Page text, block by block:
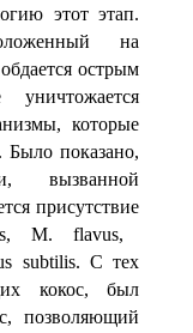
этот этап.
на
острым
которые
Было показано,
вызван­ной
присутствие
М. flavus,
subtilis. С тех
кокос, был
позволяющий